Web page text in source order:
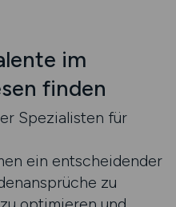
im
finden
Spezialisten für
ein entscheidender
zu